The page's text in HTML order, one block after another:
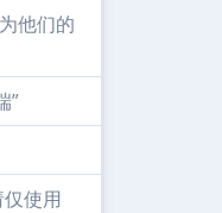
他们的
”
使用